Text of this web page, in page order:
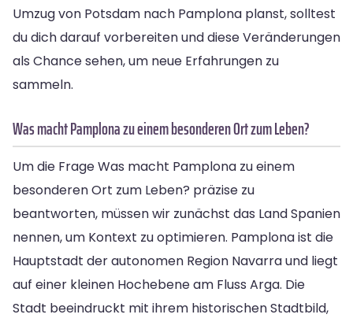
Umzug von Potsdam nach Pamplona planst, solltest
du dich darauf vorbereiten und diese Veränderungen
als Chance sehen, um neue Erfahrungen zu
sammeln.
Was macht Pamplona zu einem besonderen Ort zum Leben?
Um die Frage Was macht Pamplona zu einem
besonderen Ort zum Leben? präzise zu
beantworten, müssen wir zunächst das Land Spanien
nennen, um Kontext zu optimieren. Pamplona ist die
Hauptstadt der autonomen Region Navarra und liegt
auf einer kleinen Hochebene am Fluss Arga. Die
Stadt beeindruckt mit ihrem historischen Stadtbild,